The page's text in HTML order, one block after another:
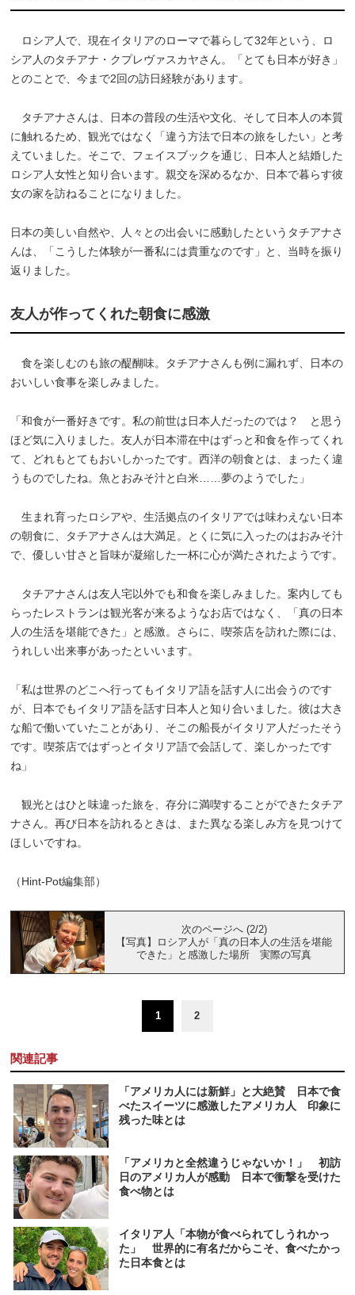
ロシア人で、現在イタリアのローマで暮らして32年という、ロ
シア人のタチアナ・クプレヴァスカヤさん。「とても日本が好き」
とのことで、今まで2回の訪日経験があります。
タチアナさんは、日本の普段の生活や文化、そして日本人の本質
に触れるため、観光ではなく「違う方法で日本の旅をしたい」と考
えていました。そこで、フェイスブックを通じ、日本人と結婚した
ロシア人女性と知り合います。親交を深めるなか、日本で暮らす彼
女の家を訪ねることになりました。
日本の美しい自然や、人々との出会いに感動したというタチアナさ
んは、「こうした体験が一番私には貴重なのです」と、当時を振り
返りました。
友人が作ってくれた朝食に感激
食を楽しむのも旅の醍醐味。タチアナさんも例に漏れず、日本の
おいしい食事を楽しみました。
「和食が一番好きです。私の前世は日本人だったのでは？ と思う
ほど気に入りました。友人が日本滞在中はずっと和食を作ってくれ
て、どれもとてもおいしかったです。西洋の朝食とは、まったく違
うものでしたね。魚とおみそ汁と白米……夢のようでした」
生まれ育ったロシアや、生活拠点のイタリアでは味わえない日本
の朝食に、タチアナさんは大満足。とくに気に入ったのはおみそ汁
で、優しい甘さと旨味が凝縮した一杯に心が満たされたようです。
タチアナさんは友人宅以外でも和食を楽しみました。案内しても
らったレストランは観光客が来るようなお店ではなく、「真の日本
人の生活を堪能できた」と感激。さらに、喫茶店を訪れた際には、
うれしい出来事があったといいます。
「私は世界のどこへ行ってもイタリア語を話す人に出会うのです
が、日本でもイタリア語を話す日本人と知り合いました。彼は大き
な船で働いていたことがあり、そこの船長がイタリア人だったそう
です。喫茶店ではずっとイタリア語で会話して、楽しかったです
ね」
観光とはひと味違った旅を、存分に満喫することができたタチア
ナさん。再び日本を訪れるときは、また異なる楽しみ方を見つけて
ほしいですね。
（Hint-Pot編集部）
次のページへ (2/2)
【写真】ロシア人が「真の日本人の生活を堪能
できた」と感激した場所 実際の写真
1 2
関連記事
「アメリカ人には新鮮」と大絶賛 日本で食
べたスイーツに感激したアメリカ人 印象に
残った味とは
「アメリカと全然違うじゃないか！」 初訪
日のアメリカ人が感動 日本で衝撃を受けた
食べ物とは
イタリア人「本物が食べられてしうれかっ
た」 世界的に有名だからこそ、食べたかっ
た日本食とは